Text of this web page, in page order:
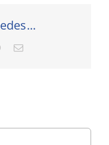
WhatsApp
Correo